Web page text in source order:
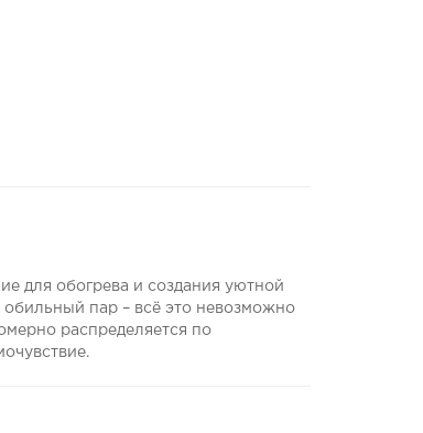
для обогрева и создания уютной
пар – всё это невозможно
распределяется по